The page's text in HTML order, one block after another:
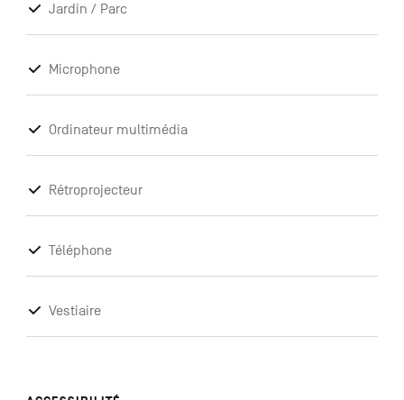
Jardin / Parc
Microphone
Ordinateur multimédia
Rétroprojecteur
Téléphone
Vestiaire